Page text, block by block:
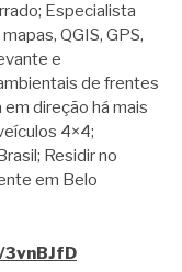
Especialista
QGIS, GPS,
e
de frentes
direção há mais
4×4;
Residir no
em Belo